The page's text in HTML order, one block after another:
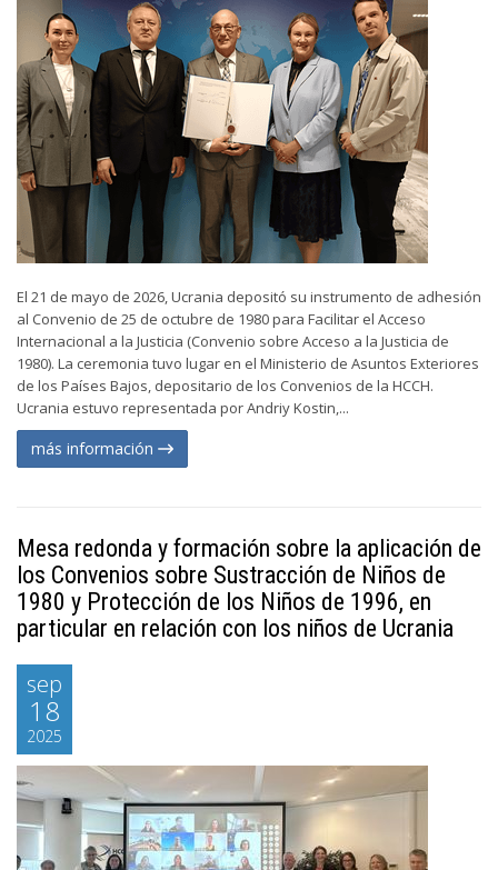
El 21 de mayo de 2026, Ucrania depositó su instrumento de adhesión
al Convenio de 25 de octubre de 1980 para Facilitar el Acceso
Internacional a la Justicia (Convenio sobre Acceso a la Justicia de
1980). La ceremonia tuvo lugar en el Ministerio de Asuntos Exteriores
de los Países Bajos, depositario de los Convenios de la HCCH.
Ucrania estuvo representada por Andriy Kostin,...
más información
Mesa redonda y formación sobre la aplicación de
los Convenios sobre Sustracción de Niños de
1980 y Protección de los Niños de 1996, en
particular en relación con los niños de Ucrania
sep
18
2025